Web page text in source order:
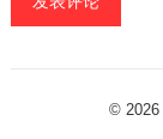
© 2026